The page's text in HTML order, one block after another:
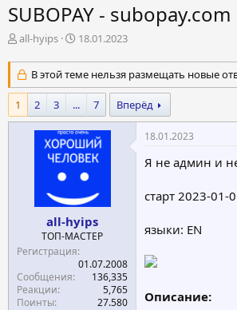
SUBOPAY - subopay.com
А
т
о
р
т
е
all-hyips
Д
т
а
н
а
ч
а
л
а
18.01.2023
В этой теме нельзя размещать новые
1 2 3 ... 7 Вперёд
all-hyips
ТОП-МАСТЕР
Регистрация
01.07.2008
Сообщения
136,335
Реакции
5,765
Поинты
27.580
18.01.2023
Я не админ и
старт 2023-01-
языки: EN
Описание: